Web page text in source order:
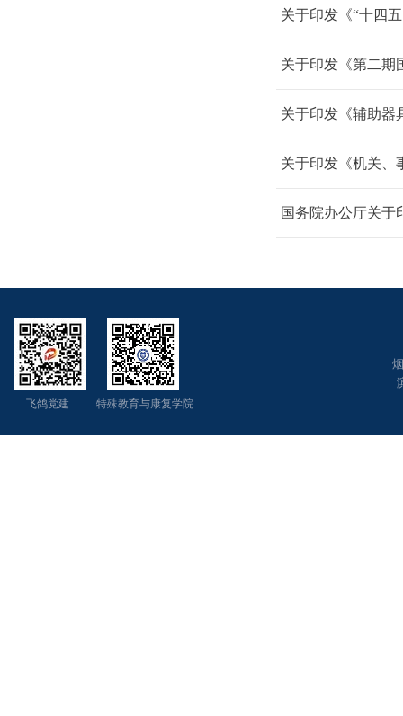
关于印发《“十四
关于印发《第二期
关于印发《辅助器
关于印发《机关、
国务院办公厅关于
飞鸽党建 特殊教育与康复学院